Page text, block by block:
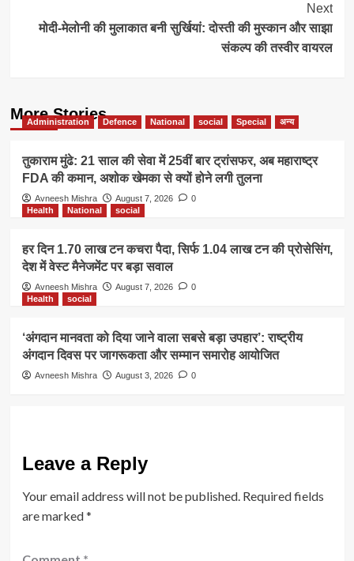
Next
मोदी-मेलोनी की मुलाकात बनी सुर्खियां: दोस्ती की मुस्कान और साझा
संकल्प की तस्वीर वायरल
More Stories
Administration Defence National social Special अन्य
तुकाराम मुंढे: 21 साल की सेवा में 25वीं बार ट्रांसफर, अब महाराष्ट्र
FDA की कमान, अशोक खेमका से क्यों होने लगी तुलना
Avneesh Mishra August 7, 2026
0
Health
National social
हर दिन 1.70 लाख टन कचरा पैदा, सिर्फ 1.04 लाख टन की प्रोसेसिंग,
देश में वेस्ट मैनेजमेंट पर बड़ा सवाल
Avneesh Mishra August 7, 2026
0
Health
social
‘अंगदान मानवता को दिया जाने वाला सबसे बड़ा उपहार’: राष्ट्रीय
अंगदान दिवस पर जागरूकता और सम्मान समारोह आयोजित
Avneesh Mishra August 3, 2026 0
Leave a Reply
Your email address will not be published. Required fields
are marked*